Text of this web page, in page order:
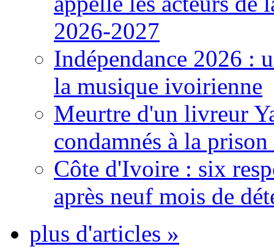
2026-2027
Indépendance 2026 :
la musique ivoirienne
Meurtre d'un livreur
condamnés à la
Côte d'Ivoire : six
après neuf mois de
plus d'articles »